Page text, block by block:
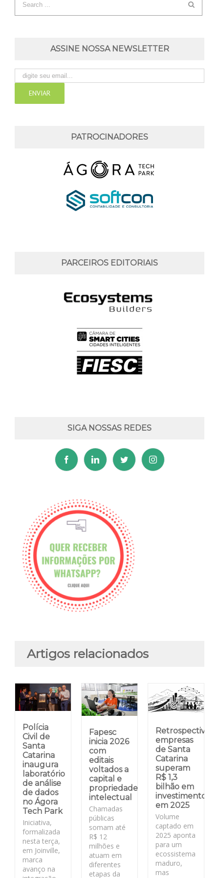
ASSINE NOSSA NEWSLETTER
PATROCINADORES
PARCEIROS EDITORIAIS
SIGA NOSSAS REDES
Artigos relacionados
Polícia
Civil de
Santa
Catarina
inaugura
laboratório
de análise
de dados
no Ágora
Tech Park
Iniciativa,
formalizada
nesta terça,
em Joinville,
marca
avanço na
Fapesc
inicia 2026
com
editais
voltados a
capital e
propriedade
intelectual
Chamadas
públicas
somam até
R$ 12
milhões e
atuam em
diferentes
etapas da
Retrospectiva:
empresas
de Santa
Catarina
superam
R$ 1,3
bilhão em
investimentos
em 2025
Volume
captado em
2025 aponta
para um
ecossistema
maduro,
mas